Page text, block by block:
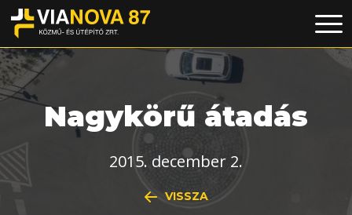
Nagykörű átadás
2015. december 2.
VISSZA